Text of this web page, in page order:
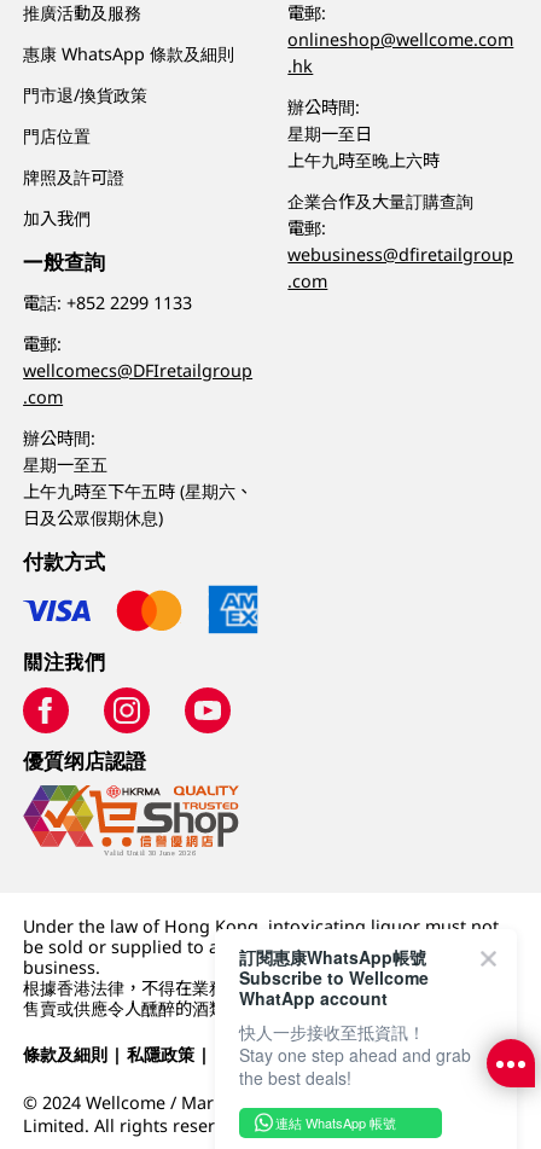
推廣活動及服務
惠康 WhatsApp 條款及細則
門市退/換貨政策
門店位置
牌照及許可證
加入我們
一般查詢
電話:+852 2299 1133
電郵:
wellcomecs@DFIretailgroup
.com
辦公時間:
星期一至五
上午九時至下午五時 (星期六、
日及公眾假期休息)
電郵:
onlineshop@wellcome.com
.hk
辦公時間:
星期一至日
上午九時至晚上六時
企業合作及大量訂購查詢
電郵:
webusiness@dfiretailgroup
.com
付款方式
關注我們
優質纲店認證
Under the law of Hong Kong, intoxicating liquor must not
be sold or supplied to a minor (under 18) in the course of
business.
根據香港法律，不得在業務過程中，向未成年人 (18 歲以下人士)
售賣或供應令人醺醉的酒類。
條款及細則 |私隱政策 | DFI零售集團
© 2024 Wellcome / Market Place. The Dairy Farm Company
Limited. All rights reserved.
訂閱惠康WhatsApp帳號
Subscribe to Wellcome
WhatApp account
快人一步接收至抵資訊！
Stay one step ahead and grab
the best deals!
連結 WhatsApp 帳號